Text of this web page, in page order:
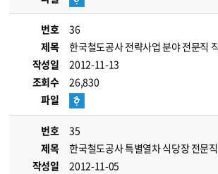
번호
36
제목
한국철도공사 전략사업 분야 전문직
작성일
2012-11-13
조회수
26,830
파일
번호
35
제목
한국철도공사 특별열차 식당장 전문
작성일
2012-11-05